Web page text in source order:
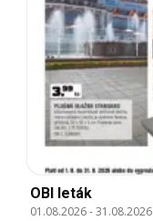
OBI leták
01.08.2026-31.08.2026